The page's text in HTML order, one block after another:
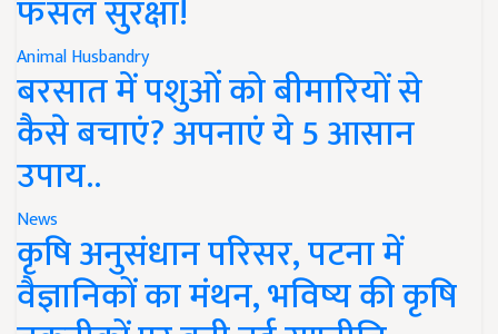
फसल सुरक्षा!
Animal Husbandry
बरसात में पशुओं को बीमारियों से
कैसे बचाएं? अपनाएं ये 5 आसान
उपाय..
News
कृषि अनुसंधान परिसर, पटना में
वैज्ञानिकों का मंथन, भविष्य की कृषि